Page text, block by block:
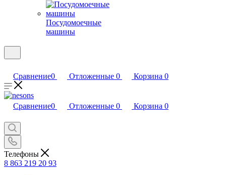
Посудомоечные
машины
Сравнение0 Отложенные 0 Корзина 0
Сравнение0 Отложенные 0 Корзина 0
Телефоны
8 863 219 20 93